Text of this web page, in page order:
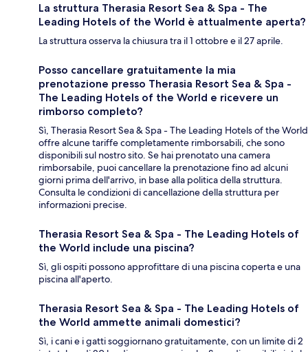
La struttura Therasia Resort Sea & Spa - The
Leading Hotels of the World è attualmente aperta?
La struttura osserva la chiusura tra il 1 ottobre e il 27 aprile.
Posso cancellare gratuitamente la mia
prenotazione presso Therasia Resort Sea & Spa -
The Leading Hotels of the World e ricevere un
rimborso completo?
Sì, Therasia Resort Sea & Spa - The Leading Hotels of the World
offre alcune tariffe completamente rimborsabili, che sono
disponibili sul nostro sito. Se hai prenotato una camera
rimborsabile, puoi cancellare la prenotazione fino ad alcuni
giorni prima dell'arrivo, in base alla politica della struttura.
Consulta le condizioni di cancellazione della struttura per
informazioni precise.
Therasia Resort Sea & Spa - The Leading Hotels of
the World include una piscina?
Sì, gli ospiti possono approfittare di una piscina coperta e una
piscina all'aperto.
Therasia Resort Sea & Spa - The Leading Hotels of
the World ammette animali domestici?
Sì, i cani e i gatti soggiornano gratuitamente, con un limite di 2